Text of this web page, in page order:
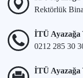
Rektörlük
İTÜ Ayazağa
0212 285 30
İTÜ Ayazağa